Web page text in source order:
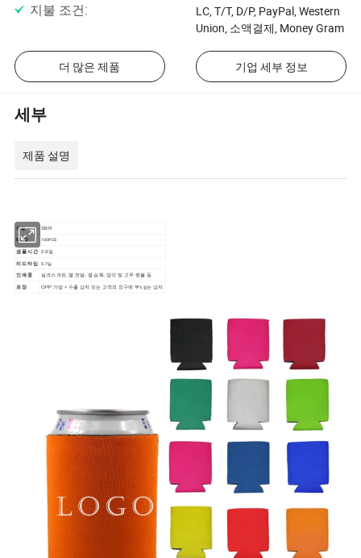
지불 조건:
LC, T/T, D/P, PayPal, Western
Union, 소액결제, Money Gram
더 많은 제품 기업 세부 정보
세부
제품 설명
재질 SBR
MOQ 100PCS
샘플 시간 2-3일
리드 타임 5-7일
인쇄 중 실크스크린, 열 전달, 열 승화, 양각 및 고무 랜블 등
포장 OPP 가방 + 수출 상자 또는 고객의 요구에 부𝕩𝕘는 상자.